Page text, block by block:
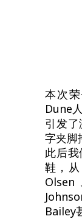
本次
Dune
引发
字夹脚
此后
鞋，
Bailey